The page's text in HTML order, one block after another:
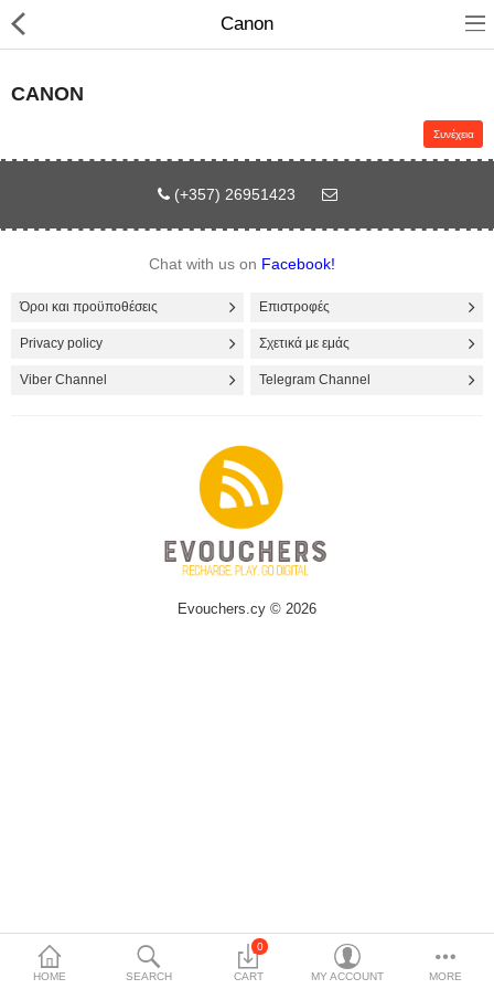
HOME SEARCH
0
CART MY ACCOUNT MORE
Canon
CANON
Συνέχεια
(+357) 26951423
Chat with us on Facebook!
Όροι και προϋποθέσεις Επιστροφές
Privacy policy Σχετικά με εμάς
Viber Channel Telegram Channel
Evouchers.cy © 2026